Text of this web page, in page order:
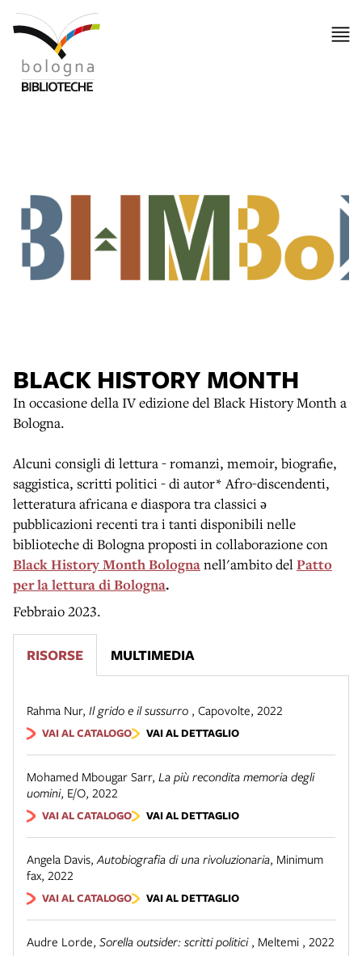
BLACK HISTORY MONTH
In occasione della IV edizione del Black History Month a
Bologna.
Alcuni consigli di lettura - romanzi, memoir, biografie,
saggistica, scritti politici - di autor* Afro-discendenti,
letteratura africana e diaspora tra classici ə
pubblicazioni recenti tra i tanti disponibili nelle
biblioteche di Bologna proposti in collaborazione con
Black History Month Bolognanell'ambito delPatto
per la lettura di Bologna.
Febbraio 2023.
RISORSE MULTIMEDIA
Rahma Nur, Il grido e il sussurro , Capovolte, 2022
VAI AL CATALOGO VAI AL DETTAGLIO
Mohamed Mbougar Sarr, La più recondita memoria degli
uomini, E/O, 2022
VAI AL CATALOGO VAI AL DETTAGLIO
Angela Davis, Autobiografia di una rivoluzionaria, Minimum
fax, 2022
VAI AL CATALOGO VAI AL DETTAGLIO
Audre Lorde, Sorella outsider: scritti politici , Meltemi , 2022